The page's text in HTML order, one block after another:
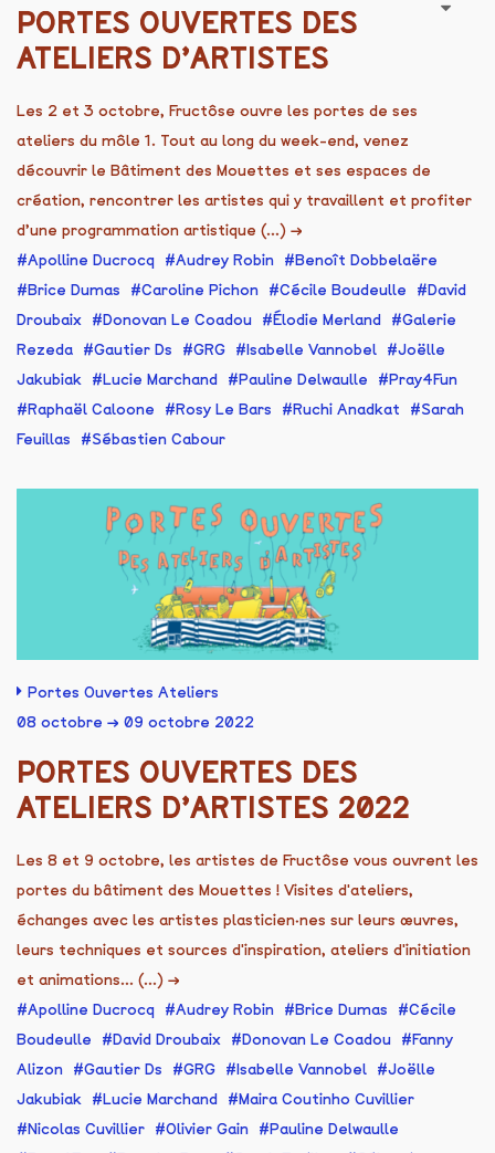
PORTES OUVERTES DES
ATELIERS D’ARTISTES
Les 2 et 3 octobre, Fructôse ouvre les portes de ses
ateliers du môle 1. Tout au long du week-end, venez
découvrir le Bâtiment des Mouettes et ses espaces de
création, rencontrer les artistes qui y travaillent et profiter
d’une programmation artistique (...) →
Apolline Ducrocq
Audrey Robin
Benoît Dobbelaëre
Brice Dumas
Caroline Pichon Cécile Boudeulle
David
Droubaix
Donovan Le Coadou Élodie Merland
Galerie
Rezeda
Gautier Ds GRG Isabelle Vannobel
Joëlle
Jakubiak
Lucie Marchand Pauline Delwaulle
Pray4Fun
Raphaël Caloone
Rosy Le Bars Ruchi Anadkat
Sarah
Feuillas
Sébastien Cabour
Portes Ouvertes Ateliers
08 octobre → 09 octobre 2022
PORTES OUVERTES DES
ATELIERS D’ARTISTES 2022
Les 8 et 9 octobre, les artistes de Fructôse vous ouvrent les
portes du bâtiment des Mouettes ! Visites d'ateliers,
échanges avec les artistes plasticien·nes sur leurs œuvres,
leurs techniques et sources d'inspiration, ateliers d'initiation
et animations... (...) →
Apolline Ducrocq
Audrey Robin Brice Dumas
Cécile
Boudeulle
David Droubaix Donovan Le Coadou
Fanny
Alizon
Gautier Ds GRG Isabelle Vannobel
Joëlle
Jakubiak
Lucie Marchand
Maira Coutinho Cuvillier
Nicolas Cuvillier
Olivier Gain
Pauline Delwaulle